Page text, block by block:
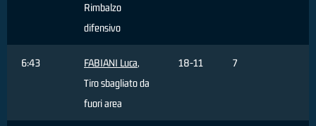
Rimbalzo
difensivo
6:43 FABIANI Luca,
Tiro sbagliato da
fuori area
18-11 7